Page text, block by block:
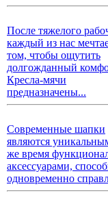
После тяжелого
каждый из нас
том, чтобы ощутить
долгожданный
Кресла-мячи
предназначены...
Современные шапки
являются
же время
аксессуарами,
одновременно